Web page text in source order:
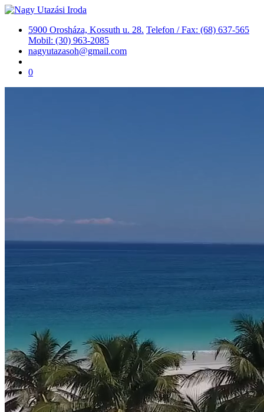
5900 Orosháza, Kossuth u. 28. Telefon / Fax: (68) 637-565
Mobil: (30) 963-2085
nagyutazasoh@gmail.com
0